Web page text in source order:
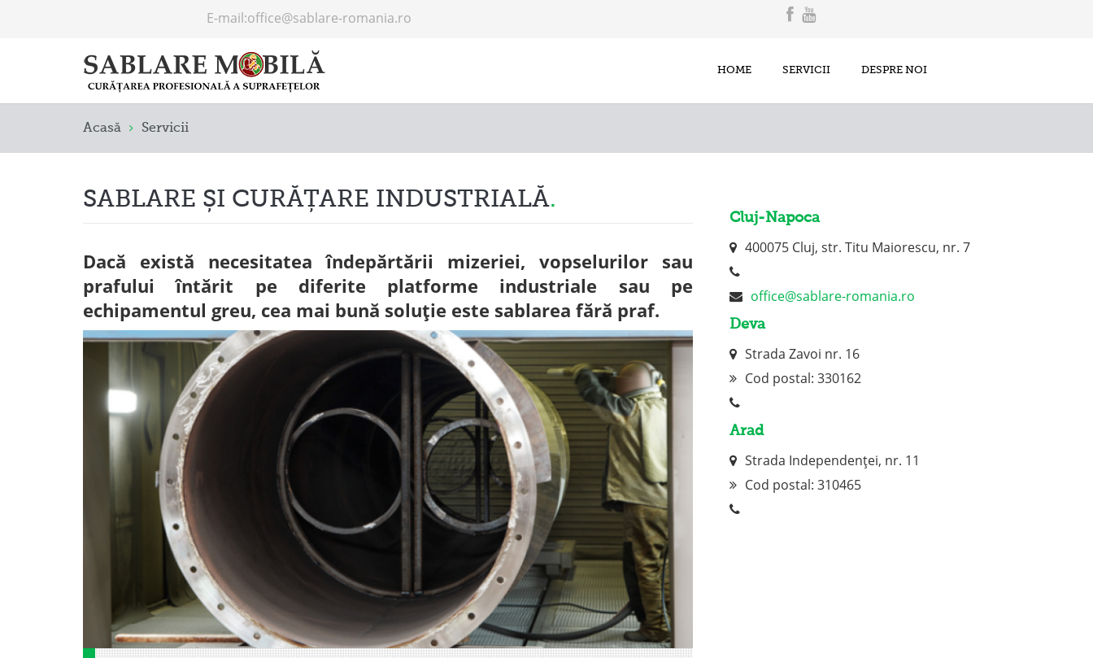
E-mail:office@sablare-romania.ro
HOME SERVICII DESPRE NOI
Acasă Servicii
SABLARE ȘI CURĂȚARE INDUSTRIALĂ
Dacă există necesitatea îndepărtării mizeriei, vopselurilor sau
prafului întărit pe diferite platforme industriale sau pe
echipamentul greu, cea mai bună soluție este sablarea fără praf.
Cluj-Napoca
400075 Cluj, str. Titu Maiorescu, nr. 7
office@sablare-romania.ro
Deva
Strada Zavoi nr. 16
Cod postal: 330162
Arad
Strada Independenței, nr. 11
Cod postal: 310465